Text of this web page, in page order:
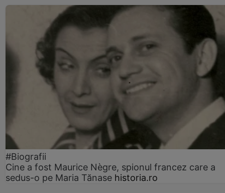
#Biografii
Cine a fost Maurice Nègre, spionul francez care a
sedus-o pe Maria Tănase historia.ro